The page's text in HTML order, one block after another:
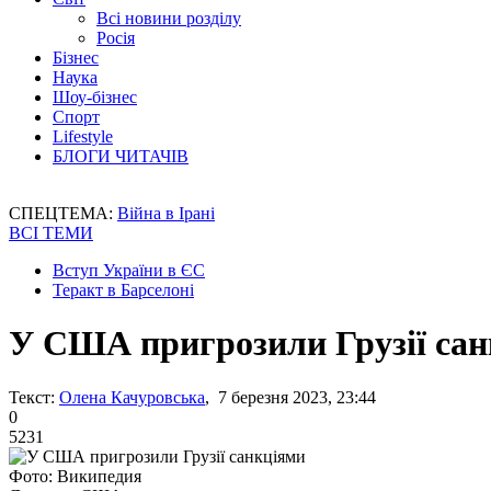
Всі новини розділу
Росія
Бізнес
Наука
Шоу-бізнес
Спорт
Lifestyle
БЛОГИ ЧИТАЧІВ
СПЕЦТЕМА: Війна в Ірані
ВСІ ТЕМИ
Вступ України в ЄС
Теракт в Барселоні
У США пригрозили Грузії
Текст: Олена Качуровська, 7 березня 2023, 23:44
0
5231
Фото: Википедия